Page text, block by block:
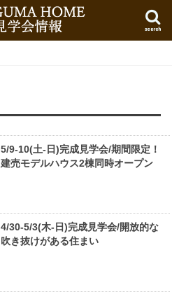
search
5/9-10(土-日)完成見学会/期間限定！
建売モデルハウス2棟同時オープン
4/30-5/3(木-日)完成見学会/開放的な
吹き抜けがある住まい